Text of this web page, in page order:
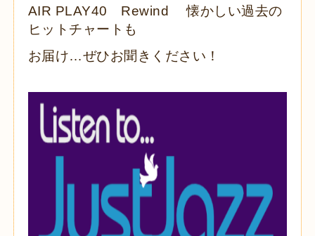
AIR PLAY40 Rewind 懐かしい過去の
ヒットチャートも
お届け…ぜひお聞きください！